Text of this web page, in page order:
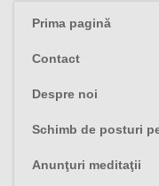
Prima pagină
Contact
Despre noi
Schimb de posturi
Anunţuri meditaţii